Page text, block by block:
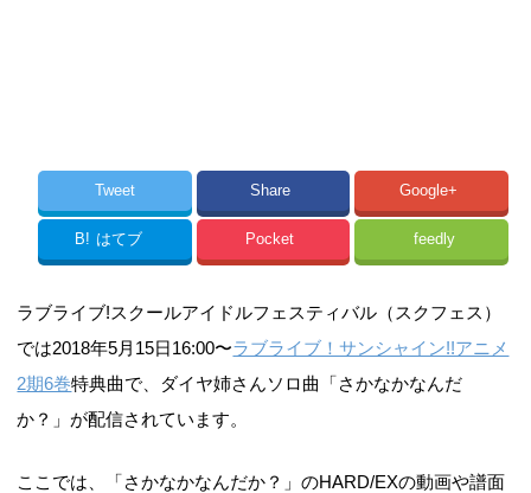
Tweet Share Google+
B! はてブ Pocket feedly
ラブライブ!スクールアイドルフェスティバル（スクフェス）
では2018年5月15日16:00〜ラブライブ！サンシャイン!!アニメ
2期6巻特典曲で、ダイヤ姉さんソロ曲「さかなかなんだ
か？」が配信されています。
ここでは、「さかなかなんだか？」のHARD/EXの動画や譜面